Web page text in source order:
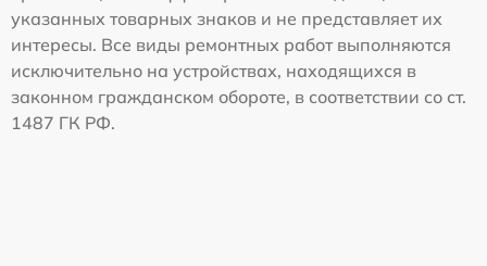
указанных товарных знаков и не представляет их
интересы. Все виды ремонтных работ выполняются
исключительно на устройствах, находящихся в
законном гражданском обороте, в соответствии со ст.
1487 ГК РФ.